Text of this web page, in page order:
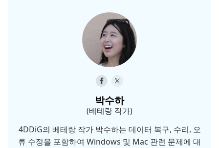
박수하
(베테랑 작가)
4DDiG의 베테랑 작가 박수하는 데이터 복구, 수리, 오
류 수정을 포함하여 Windows 및 Mac 관련 문제에 대